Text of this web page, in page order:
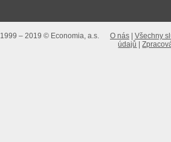
1999 – 2019 © Economia, a.s. O nás
Všechny
údajů